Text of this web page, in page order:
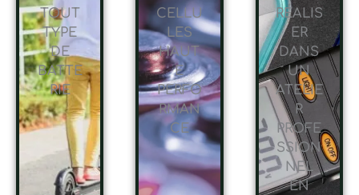
TOUT
TYPE
DE
BATTE
RIE
CELLU
LES
HAUT
E
PERFO
RMAN
CE
RÉALIS
ER
DANS
UN
ATELIE
R
PROFE
SSION
NEL
EN